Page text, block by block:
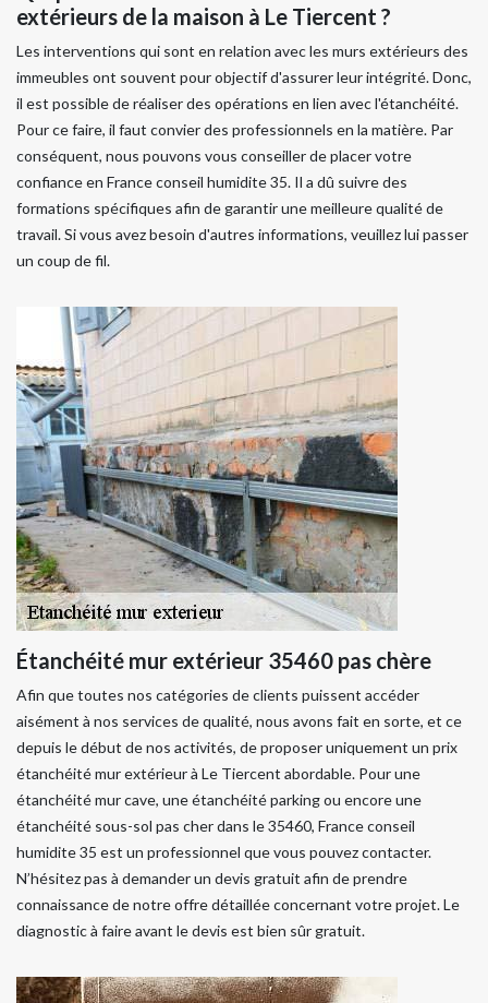
extérieurs de la maison à Le Tiercent ?
Les interventions qui sont en relation avec les murs extérieurs des
immeubles ont souvent pour objectif d'assurer leur intégrité. Donc,
il est possible de réaliser des opérations en lien avec l'étanchéité.
Pour ce faire, il faut convier des professionnels en la matière. Par
conséquent, nous pouvons vous conseiller de placer votre
confiance en France conseil humidite 35. Il a dû suivre des
formations spécifiques afin de garantir une meilleure qualité de
travail. Si vous avez besoin d'autres informations, veuillez lui passer
un coup de fil.
Étanchéité mur extérieur 35460 pas chère
Afin que toutes nos catégories de clients puissent accéder
aisément à nos services de qualité, nous avons fait en sorte, et ce
depuis le début de nos activités, de proposer uniquement un prix
étanchéité mur extérieur à Le Tiercent abordable. Pour une
étanchéité mur cave, une étanchéité parking ou encore une
étanchéité sous-sol pas cher dans le 35460, France conseil
humidite 35 est un professionnel que vous pouvez contacter.
N’hésitez pas à demander un devis gratuit afin de prendre
connaissance de notre offre détaillée concernant votre projet. Le
diagnostic à faire avant le devis est bien sûr gratuit.